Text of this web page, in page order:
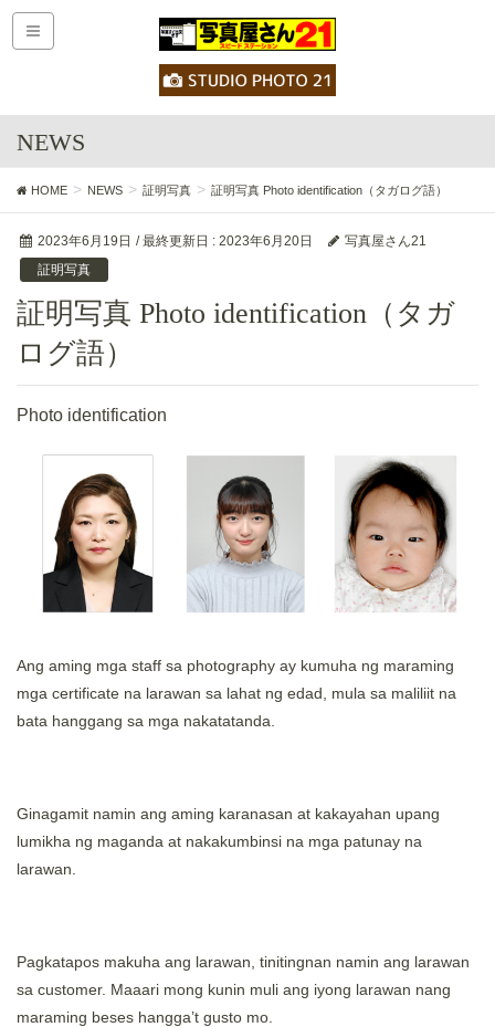
NEWS
HOME NEWS 証明写真 証明写真 Photo identification（タガログ語）
2023年6月19日 / 最終更新日 : 2023年6月20日
写真屋さん21
証明写真
証明写真 Photo identification（タガ
ログ語）
Photo identification
Ang aming mga staff sa photography ay kumuha ng maraming
mga certificate na larawan sa lahat ng edad, mula sa maliliit na
bata hanggang sa mga nakatatanda.
Ginagamit namin ang aming karanasan at kakayahan upang
lumikha ng maganda at nakakumbinsi na mga patunay na
larawan.
Pagkatapos makuha ang larawan, tinitingnan namin ang larawan
sa customer. Maaari mong kunin muli ang iyong larawan nang
maraming beses hangga’t gusto mo.